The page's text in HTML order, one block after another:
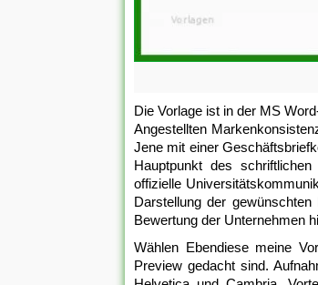
Die Vorlage ist in der MS
Angestellten
Jene mit einer
Hauptpunkt des
offizielle
Darstellung der
Bewertung der Unternehmen
Wählen Ebendiese meine
Preview gedacht sind.